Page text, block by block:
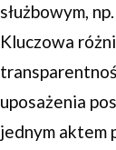
służbowym,
Kluczowa
uposażenia
jednym aktem